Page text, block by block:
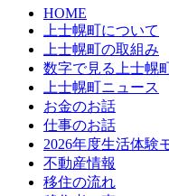
HOME
上士幌町について
上士幌町の取組み
数字で見る上士幌
上士幌町ニュース
お金のお話
仕事のお話
2026年度生活体験
不動産情報
移住の流れ